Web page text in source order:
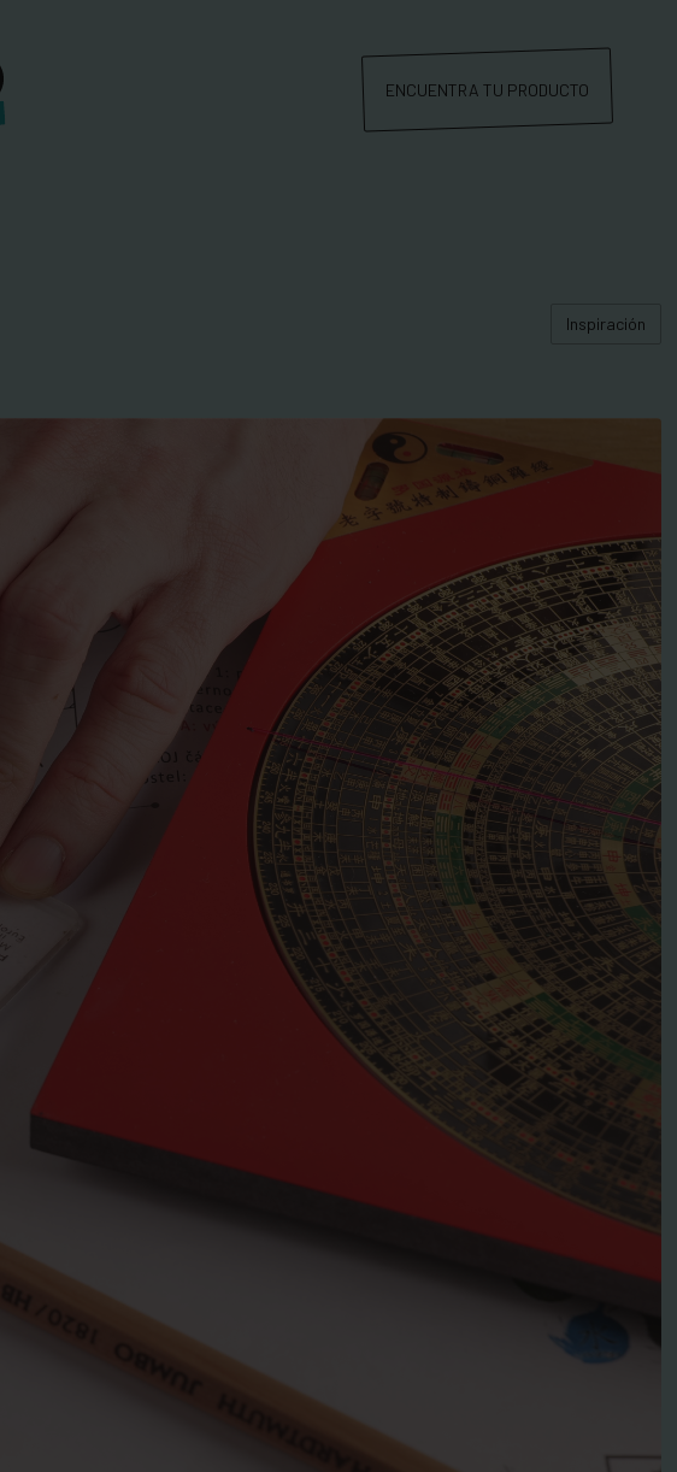
ENCUENTRA TU PRODUCTO
Inspiración